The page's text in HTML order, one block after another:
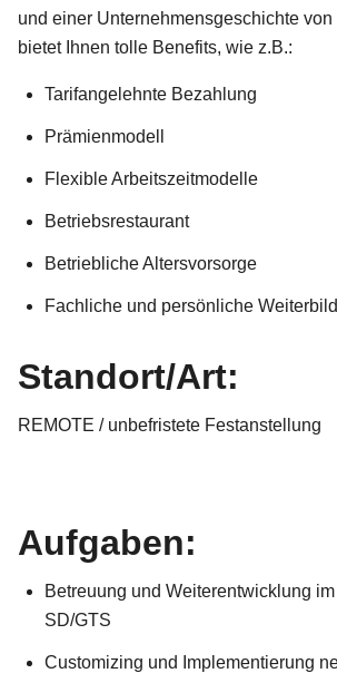
und einer Unternehmensgeschichte von
bietet Ihnen tolle Benefits, wie z.B.:
Tarifangelehnte Bezahlung
Prämienmodell
Flexible Arbeitszeitmodelle
Betriebsrestaurant
Betriebliche Altersvorsorge
Fachliche und persönliche
Standort/Art:
REMOTE / unbefristete Festanstellung
Aufgaben:
Betreuung und Weiterentwicklung
SD/GTS
Customizing und Implementierung